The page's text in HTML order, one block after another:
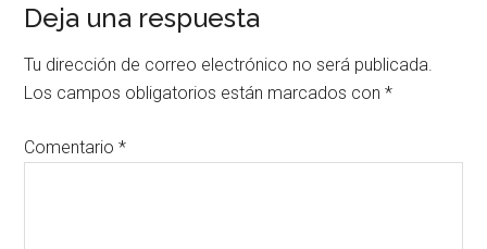
Interacciones
con
los
lectores
Deja una respuesta
Tu dirección de correo electrónico no será publicada.
Los campos obligatorios están marcados con*
Comentario*